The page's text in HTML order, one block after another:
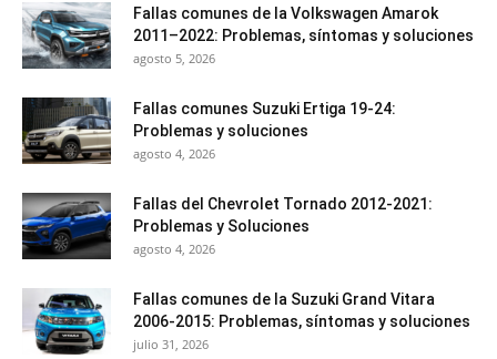
Fallas comunes de la Volkswagen Amarok
2011–2022: Problemas, síntomas y soluciones
agosto 5, 2026
Fallas comunes Suzuki Ertiga 19-24:
Problemas y soluciones
agosto 4, 2026
Fallas del Chevrolet Tornado 2012-2021:
Problemas y Soluciones
agosto 4, 2026
Fallas comunes de la Suzuki Grand Vitara
2006-2015: Problemas, síntomas y soluciones
julio 31, 2026